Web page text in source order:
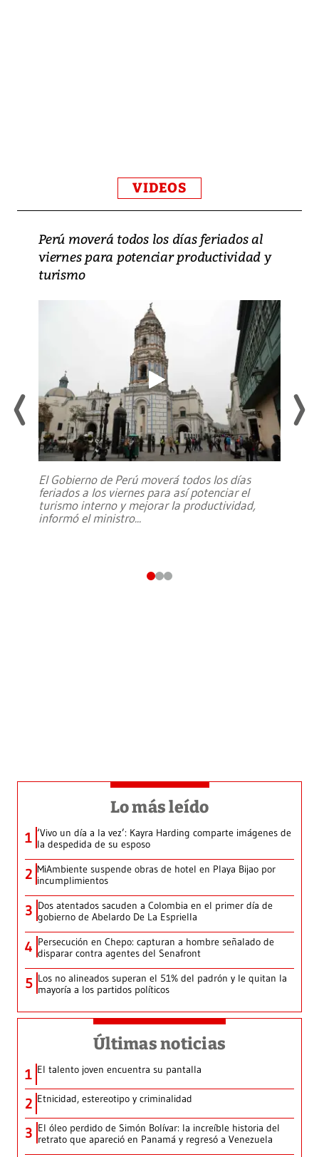
VIDEOS
Perú moverá todos los días feriados al
viernes para potenciar productividad y
turismo
El Gobierno de Perú moverá todos los días
feriados a los viernes para así potenciar el
turismo interno y mejorar la productividad,
informó el ministro...
Lo más leído
1 ‘Vivo un día a la vez’: Kayra Harding comparte imágenes de
la despedida de su esposo
2 MiAmbiente suspende obras de hotel en Playa Bijao por
incumplimientos
3 Dos atentados sacuden a Colombia en el primer día de
gobierno de Abelardo De La Espriella
4 Persecución en Chepo: capturan a hombre señalado de
disparar contra agentes del Senafront
5 Los no alineados superan el 51% del padrón y le quitan la
mayoría a los partidos políticos
Últimas noticias
1 El talento joven encuentra su pantalla​
2 Etnicidad, estereotipo y criminalidad
3 El óleo perdido de Simón Bolívar: la increíble historia del
retrato que apareció en Panamá y regresó a Venezuela